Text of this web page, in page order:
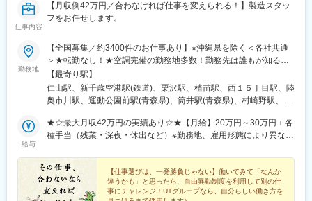
自己負担は研修中は1,166円／配属後は43,500円～です。
（配属後の費用は地域により変動あり）
■働き方
◎年間休日は120日以上でワークライフバランスも確保！
◎平均残業は14.4時間程度
◎基本は1つの配属地に３～5年勤務で、腰を据えてスキル獲得！
仕事内容
【月収例42万円／合わなければ仕事を変えられる！】製造スタッ
フをお任せします。
勤務地
【全国募集／約3400件のお仕事あり】※沖縄県を除く＜各社共通
＞★転勤なし！★空調完備の勤務地多数！勤務先は誰もが知る大
手メーカーを中心に、自動車、半導体、家電、食品、製薬など
様々！数ある勤務地やお仕事の中から、あなたのご希望に合った
お仕事をご紹介します！＼社宅完備のお仕事もあります／U・Iタ
一部、家具家電付きの社宅や社宅費全額補助のお仕事もあり■家族
やパートナーとの入居も相談OK！（実績多数）※各種規定あり
【最寄り駅】
仁山駅、新千歳空港駅(鉄道)、栗沢駅、植苗駅、西１５丁目駅、陸
奥市川駅、運動公園前駅(青森県)、筒井駅(青森県)、村崎野駅、花
駅、大河原駅(宮城県)、愛子駅、東白石駅、多賀城駅、西古川駅、
仙台空港駅(鉄道)、塚目駅、泉中央駅、新利府駅、和田駅、扇田
駅、杉田駅(福島県)、磐城棚倉駅、福島駅(福島県)、大越駅、五百
川駅、磐城浅川駅、石岡駅、徳宿駅、羽鳥駅、西取手駅、研究学
園駅、大宝駅、三妻駅、神立駅、磯原駅、大甕駅、下総神崎駅、
給与
★☆最大月収42万円の実績あり☆★【月給】20万円～30万円＋各
種手当（残業・深夜・休出など）※勤務地、雇用形態により異なり
交替/金属部品の検査・梱包・茨城県神栖市/月収例32万円/電子基
板製造の機械操作・運搬・神奈川県高座郡/月収例32.6万円/未経験
大歓迎/車の部品製造・名古屋市/月収例30.2万円/2交替/自動化パー
ツの組立検査・三重県四日市市/月収例30万円/大手メーカーで装置
【仕事選びは、一発勝負じゃない】働いてみて「なんか
違うかも」と思ったら、自由異動制度を利用して別の仕
事にチャレンジ！UTグループなら、自分らしい働き方を